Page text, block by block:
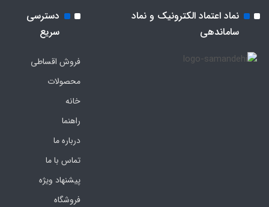
نماد اعتماد الکترونیک و نماد
ساماندهی
دسترسی
سریع
فروش اقساطی
محصولات
خانه
راهنما
درباره ما
تماس با ما
پیشنهاد ویژه
فروشگاه